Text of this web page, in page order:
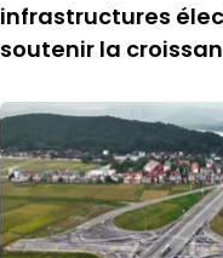
infrastructures
soutenir la